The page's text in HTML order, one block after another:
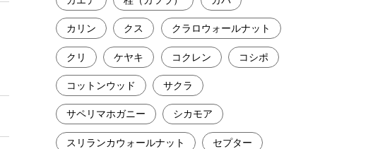
カリン クス クラロウォールナット
クリ ケヤキ コクレン コシポ
コットンウッド サクラ
サペリマホガニー シカモア
スリランカウォールナット セプター